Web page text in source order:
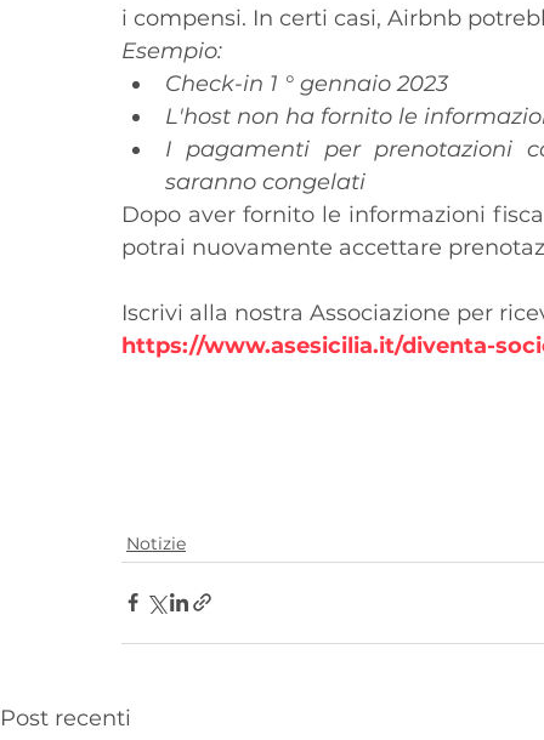
i compensi. In certi casi, Airbnb
Esempio:
Check-in 1 ° gennaio 2023
L'host non ha fornito le
I pagamenti per prenotazioni
saranno congelati
Dopo aver fornito le informazioni
potrai nuovamente accettare
Iscrivi alla nostra Associazione per
https://www.asesicilia.it/diventa-
Notizie
Post recenti